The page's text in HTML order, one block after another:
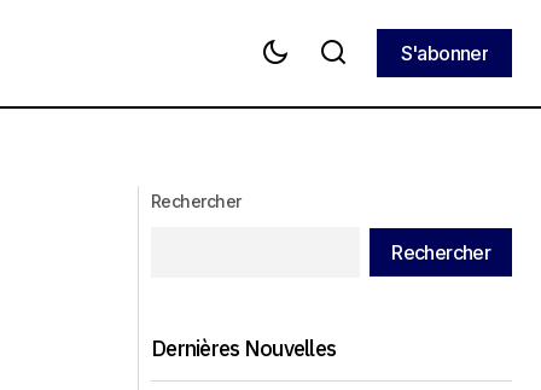
S'abonner
Rechercher
Rechercher
Dernières Nouvelles